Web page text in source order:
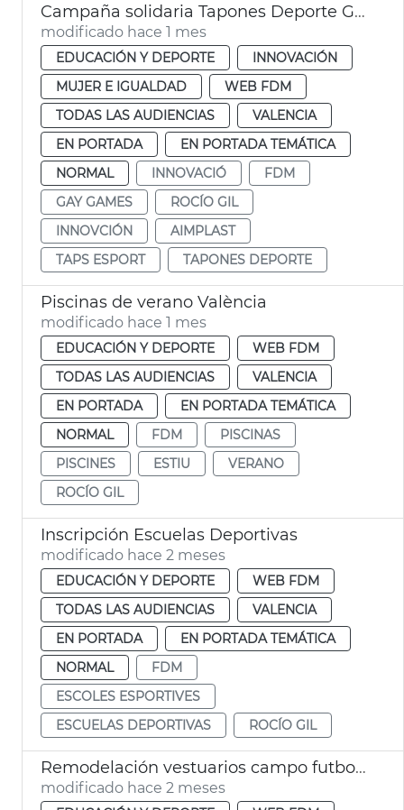
Campaña solidaria Tapones Deporte Gay Games
modificado hace 1 mes
EDUCACIÓN Y DEPORTE
INNOVACIÓN
MUJER E IGUALDAD
WEB FDM
TODAS LAS AUDIENCIAS
VALENCIA
EN PORTADA
EN PORTADA TEMÁTICA
NORMAL
INNOVACIÓ
FDM
GAY GAMES
ROCÍO GIL
INNOVCIÓN
AIMPLAST
TAPS ESPORT
TAPONES DEPORTE
Piscinas de verano València
modificado hace 1 mes
EDUCACIÓN Y DEPORTE
WEB FDM
TODAS LAS AUDIENCIAS
VALENCIA
EN PORTADA
EN PORTADA TEMÁTICA
NORMAL
FDM
PISCINAS
PISCINES
ESTIU
VERANO
ROCÍO GIL
Inscripción Escuelas Deportivas
modificado hace 2 meses
EDUCACIÓN Y DEPORTE
WEB FDM
TODAS LAS AUDIENCIAS
VALENCIA
EN PORTADA
EN PORTADA TEMÁTICA
NORMAL
FDM
ESCOLES ESPORTIVES
ESCUELAS DEPORTIVAS
ROCÍO GIL
Remodelación vestuarios campo futbol la Malva-rosa València
modificado hace 2 meses